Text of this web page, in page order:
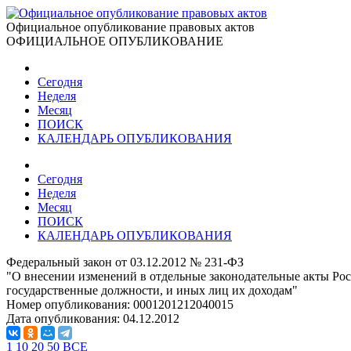
Официальное опубликование правовых актов
ОФИЦИАЛЬНОЕ ОПУБЛИКОВАНИЕ
Сегодня
Неделя
Месяц
ПОИСК
КАЛЕНДАРЬ ОПУБЛИКОВАНИЯ
Сегодня
Неделя
Месяц
ПОИСК
КАЛЕНДАРЬ ОПУБЛИКОВАНИЯ
Федеральный закон от 03.12.2012 № 231-ФЗ
"О внесении изменений в отдельные законодательные акты
государственные должности, и иных лиц их доходам"
Номер опубликования: 0001201212040015
Дата опубликования: 04.12.2012
1 10 20 50 ВСЕ